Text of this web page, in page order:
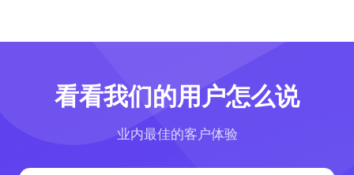
看看我们的用户怎么说
业内最佳的客户体验